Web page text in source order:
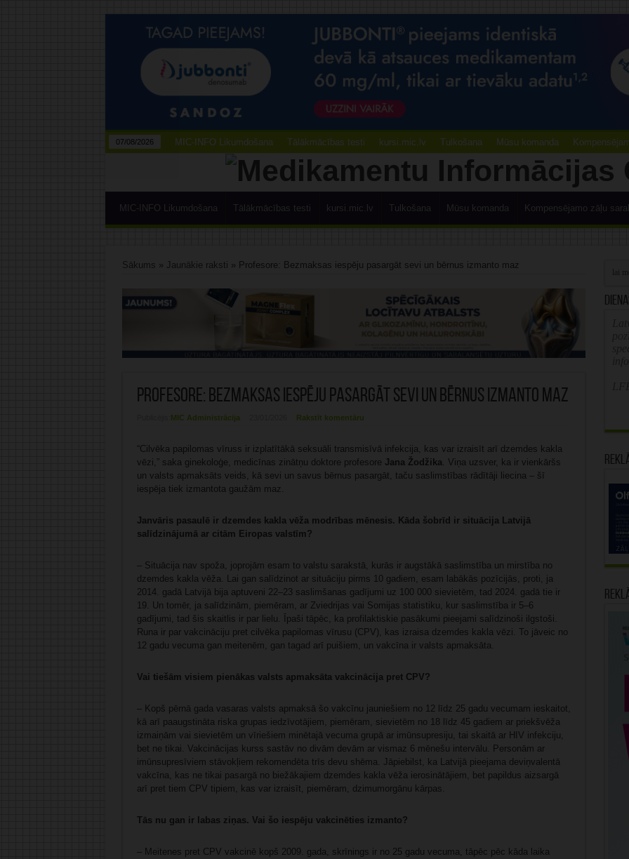
07/08/2026 MIC-INFO Likumdošana Tālākmācības testi kursi.mic.lv Tulkošana Mūsu komanda
MIC-INFO Likumdošana Tālākmācības testi kursi.mic.lv Tulkošana Mūsu komanda Kompensējamo zāļu
Sākums » Jaunākie raksti » Profesore: Bezmaksas iespēju pasargāt sevi un bērnus izmanto maz
Profesore: Bezmaksas iespēju pasargāt sevi un bērnus izmanto maz
MIC Administrācija Rakstīt komentāru
“Cilvēka papilomas vīruss ir izplatītākā seksuāli transmisīvā infekcija, kas var izraisīt arī dzemdes kakla
vēzi,” saka ginekoloģe, medicīnas zinātņu doktore profesore Jana Žodžika. Viņa uzsver, ka ir vienkāršs
un valsts apmaksāts veids, kā sevi un savus bērnus pasargāt, taču saslimstības rādītāji liecina – šī
iespēja tiek izmantota gaužām maz.
Janvāris pasaulē ir dzemdes kakla vēža modrības mēnesis. Kāda šobrīd ir situācija Latvijā
salīdzinājumā ar citām Eiropas valstīm?
– Situācija nav spoža, joprojām esam to valstu sarakstā, kurās ir augstākā saslimstība un mirstība no
dzemdes kakla vēža. Lai gan salīdzinot ar situāciju pirms 10 gadiem, esam labākās pozīcijās, proti, ja
2014. gadā Latvijā bija aptuveni 22–23 saslimšanas gadījumi uz 100 000 sievietēm, tad 2024. gadā tie ir
19. Un tomēr, ja salīdzinām, piemēram, ar Zviedrijas vai Somijas statistiku, kur saslimstība ir 5–6
gadījumi, tad šis skaitlis ir par lielu. Īpaši tāpēc, ka profilaktiskie pasākumi pieejami salīdzinoši ilgstoši.
Runa ir par vakcināciju pret cilvēka papilomas vīrusu (CPV), kas izraisa dzemdes kakla vēzi. To jāveic no
12 gadu vecuma gan meitenēm, gan tagad arī puišiem, un vakcīna ir valsts apmaksāta.
Vai tiešām visiem pienākas valsts apmaksāta vakcinācija pret CPV?
– Kopš pērnā gada vasaras valsts apmaksā šo vakcīnu jauniešiem no 12 līdz 25 gadu vecumam ieskaitot,
kā arī paaugstināta riska grupas iedzīvotājiem, piemēram, sievietēm no 18 līdz 45 gadiem ar priekšvēža
izmaiņām vai sievietēm un vīriešiem minētajā vecuma grupā ar imūnsupresiju, tai skaitā ar HIV infekciju,
bet ne tikai. Vakcinācijas kurss sastāv no divām devām ar vismaz 6 mēnešu intervālu. Personām ar
imūnsupresīviem stāvokļiem rekomendēta trīs devu shēma. Jāpiebilst, ka Latvijā pieejama deviņvalentā
vakcīna, kas ne tikai pasargā no biežākajiem dzemdes kakla vēža ierosinātājiem, bet papildus aizsargā
arī pret tiem CPV tipiem, kas var izraisīt, piemēram, dzimumorgānu kārpas.
Tās nu gan ir labas ziņas. Vai šo iespēju vakcinēties izmanto?
– Meitenes pret CPV vakcinē kopš 2009. gada, skrīnings ir no 25 gadu vecuma, tāpēc pēc kāda laika